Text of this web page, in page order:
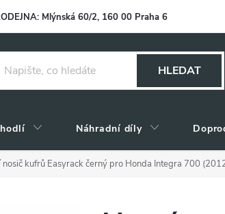
Mlýnská 60/2, 160 00 Praha 6
HLEDAT
Náhradní díly
nosič kufrů Easyrack černý pro Honda Integra 700